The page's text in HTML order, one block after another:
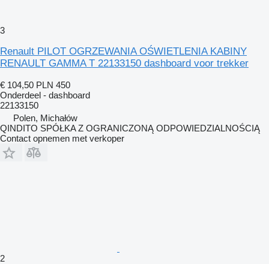
3
Renault PILOT OGRZEWANIA OŚWIETLENIA KABINY
RENAULT GAMMA T 22133150 dashboard voor trekker
€ 104,50 PLN 450
Onderdeel - dashboard
22133150
Polen, Michałów
QINDITO SPÓŁKA Z OGRANICZONĄ ODPOWIEDZIALNOŚCIĄ
Contact opnemen met verkoper
2